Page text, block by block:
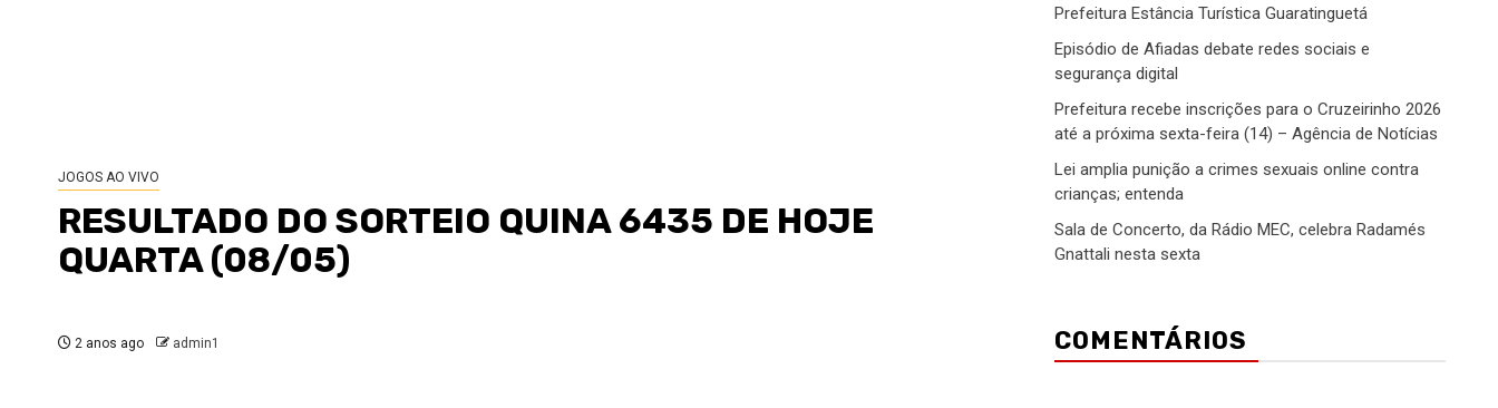
JOGOS AO VIVO
RESULTADO DO SORTEIO QUINA 6435 DE HOJE
QUARTA (08/05)
2 anos ago admin1
Prefeitura Estância Turística Guaratinguetá
Episódio de Afiadas debate redes sociais e
segurança digital
Prefeitura recebe inscrições para o Cruzeirinho 2026
até a próxima sexta-feira (14) – Agência de Notícias
Lei amplia punição a crimes sexuais online contra
crianças; entenda
Sala de Concerto, da Rádio MEC, celebra Radamés
Gnattali nesta sexta
COMENTÁRIOS